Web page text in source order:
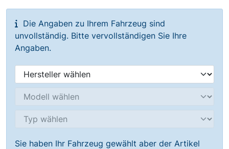
Die Angaben zu Ihrem Fahrzeug sind
unvollständig. Bitte vervollständigen Sie Ihre
Angaben.
Sie haben Ihr Fahrzeug gewählt aber der Artikel